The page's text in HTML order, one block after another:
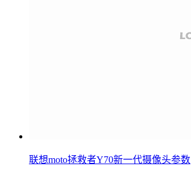
联想moto拯救者Y70新一代摄像头参数